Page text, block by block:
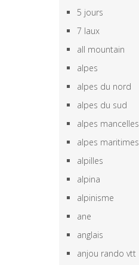
5 jours
7 laux
all mountain
alpes
alpes du nord
alpes du sud
alpes mancelles
alpes maritimes
alpilles
alpina
alpinisme
ane
anglais
anjou rando vtt